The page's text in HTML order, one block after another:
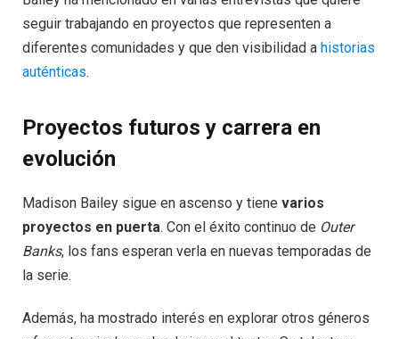
seguir trabajando en proyectos que representen a
diferentes comunidades y que den visibilidad a historias
auténticas.
Proyectos futuros y carrera en
evolución
Madison Bailey sigue en ascenso y tiene varios
proyectos en puerta. Con el éxito continuo de Outer
Banks, los fans esperan verla en nuevas temporadas de
la serie.
Además, ha mostrado interés en explorar otros géneros